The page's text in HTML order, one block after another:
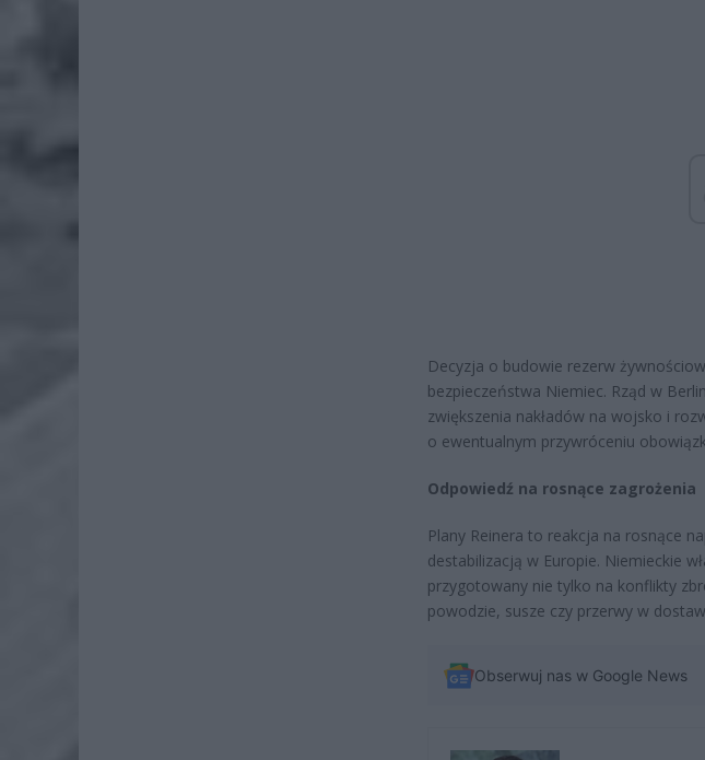
Decyzja o budowie rezerw
bezpieczeństwa Niemiec. Rząd w
zwiększenia nakładów na wojsko i
o ewentualnym przywróceniu
Odpowiedź na rosnące zagrożenia
Plany Reinera to reakcja na rosnące
destabilizacją w Europie. Niemieckie
przygotowany nie tylko na konflikty
powodzie, susze czy przerwy w
Obserwuj nas w Google News